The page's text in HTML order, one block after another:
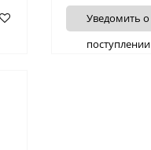
Уведомить о
поступлении